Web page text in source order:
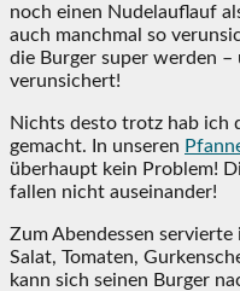
noch einen Nudelauflauf
auch manchmal so
die Burger super werden
verunsichert!
Nichts desto trotz hab ich
gemacht. In unseren
überhaupt kein Problem!
fallen nicht auseinander!
Zum Abendessen
Salat, Tomaten,
kann sich seinen Burger